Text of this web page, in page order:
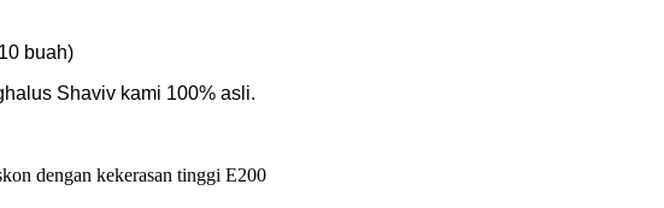
buah)
Shaviv kami 100% asli.